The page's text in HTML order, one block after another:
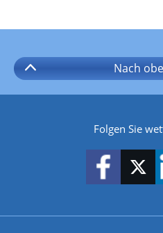
Nach
Folgen Sie